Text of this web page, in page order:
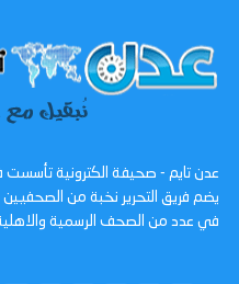
يضم فريق التحرير نخبة من
في عدد من الصحف الرسمية والاهلية